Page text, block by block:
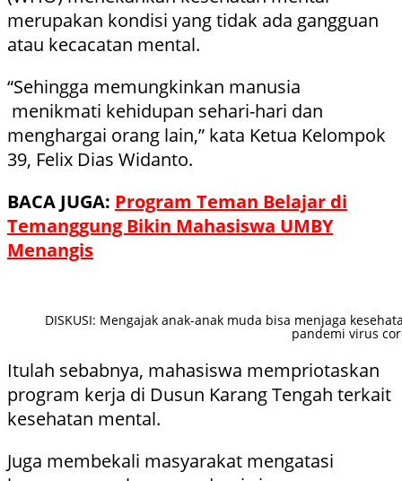
merupakan kondisi yang tidak ada gangguan
atau kecacatan mental.
“Sehingga memungkinkan manusia
menikmati kehidupan sehari-hari dan
menghargai orang lain,” kata Ketua Kelompok
39, Felix Dias Widanto.
BACA JUGA: Program Teman Belajar di
Temanggung Bikin Mahasiswa UMBY
Menangis
DISKUSI: Mengajak anak-anak muda bisa menjaga
pandemi virus
Itulah sebabnya, mahasiswa mempriotaskan
program kerja di Dusun Karang Tengah terkait
kesehatan mental.
Juga membekali masyarakat mengatasi